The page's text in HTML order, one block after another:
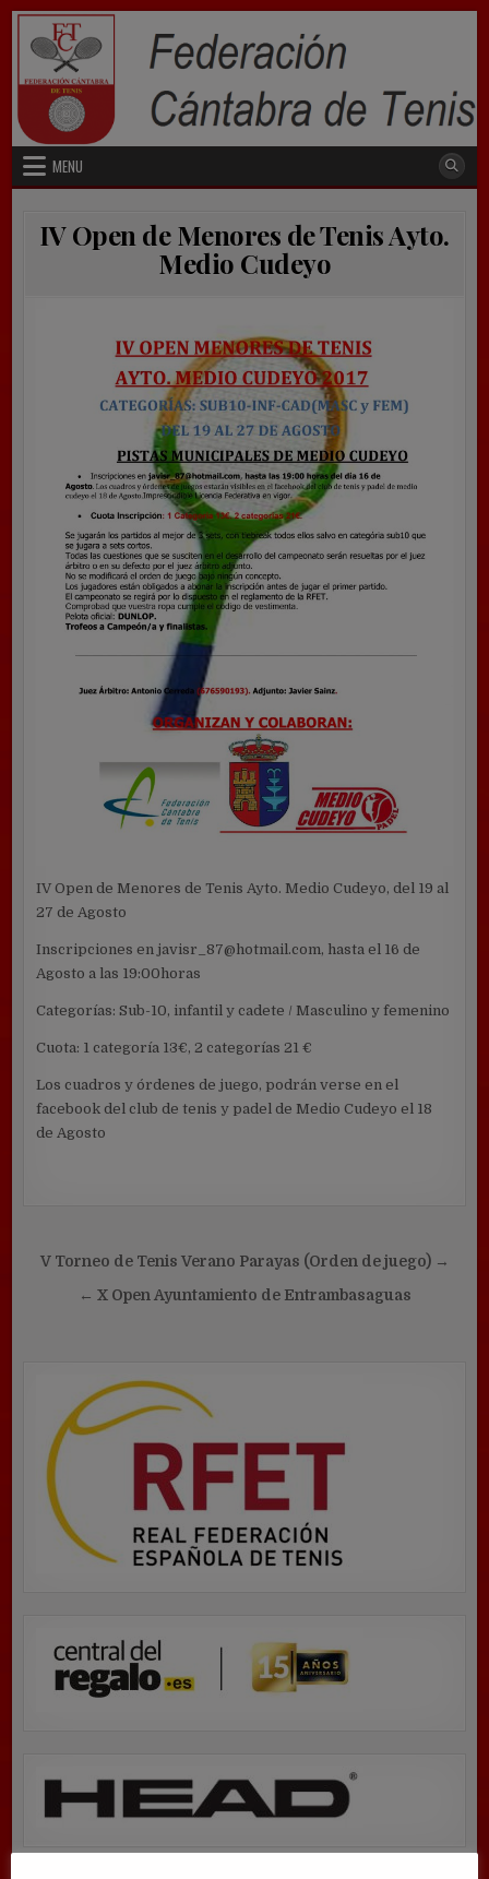
Skip
content
MENU
IV Open de Menores de Tenis Ayto.
Medio Cudeyo
IV Open de Menores de Tenis Ayto. Medio Cudeyo, del 19 al
27 de Agosto
Inscripciones en javisr_87@hotmail.com, hasta el 16 de
Agosto a las 19:00horas
Categorías: Sub-10, infantil y cadete / Masculino y femenino
Cuota: 1 categoría 13€, 2 categorías 21 €
Los cuadros y órdenes de juego, podrán verse en el
facebook del club de tenis y padel de Medio Cudeyo el 18
de Agosto
Navegación
V Torneo de Tenis Verano Parayas (Orden de juego) →
← X Open Ayuntamiento de Entrambasaguas